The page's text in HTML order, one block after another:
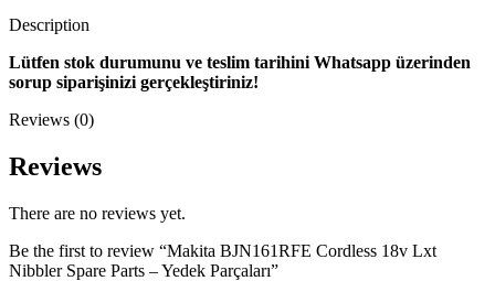
Description
Lütfen stok durumunu ve teslim tarihini Whatsapp üzerinden
sorup siparişinizi gerçekleştiriniz!
Reviews (0)
Reviews
There are no reviews yet.
Be the first to review “Makita BJN161RFE Cordless 18v Lxt
Nibbler Spare Parts – Yedek Parçaları”